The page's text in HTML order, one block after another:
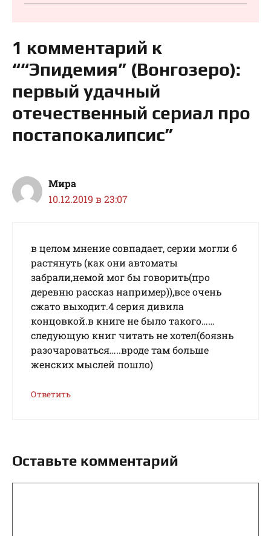
1 комментарий к
““Эпидемия” (Вонгозеро):
первый удачный
отечественный сериал про
постапокалипсис”
Мира
10.12.2019 в 23:07
в целом мнение совпадает, серии могли б
растянуть (как они автоматы
забрали,немой мог бы говорить(про
деревню рассказ например)),все очень
сжато выходит.4 серия дивила
концовкой.в книге не было такого……
следующую книг читать не хотел(боязнь
разочароваться…..вроде там больше
женских мыслей пошло)
Ответить
Оставьте комментарий